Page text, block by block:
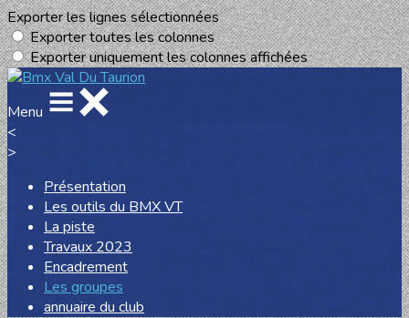
Exporter les lignes sélectionnées
Exporter toutes les colonnes
Exporter uniquement les colonnes affichées
Menu
<
>
Présentation
Les outils du BMX VT
La piste
Travaux 2023
Encadrement
Les groupes
annuaire du club